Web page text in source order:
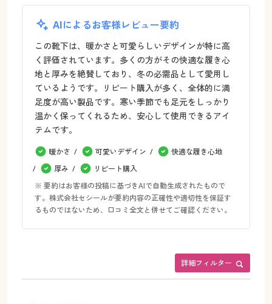
AIによるお客様レビュー要約
この靴下は、暖かさと可愛らしいデザインが特に高
く評価されています。多くの方がその快適な履き心
地と厚みを絶賛しており、冬の必需品として愛用し
ているようです。リピート購入が多く、全体的に満
足度が高い製品です。寒い季節でも足元をしっかり
温かく保ってくれるため、安心して使用できるアイ
テムです。
暖かさ 可愛いデザイン
快適な履き心地
厚み
リピート購入
※ 要約はお客様の投稿に基づきAIで自動生成されたもので
す。株式会社セシールが要約内容の正確性や適切性を保証す
るものではないため、口コミ全文と併せてご確認ください。
詳細フィルター